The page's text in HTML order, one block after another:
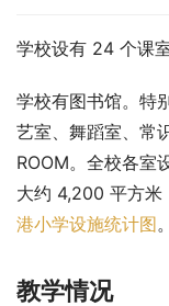
学校设有 24 个课
学校有图书馆。特
艺室、舞蹈室、常
ROOM。全校各室
大约 4,200 平方米
港小学设施统计图。
教学情况